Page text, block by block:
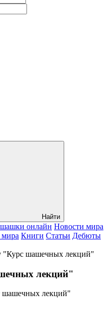
Найти
онлайн Новости мира
Книги Статьи Дебюты
"Курс шашечных лекций"
лекций"